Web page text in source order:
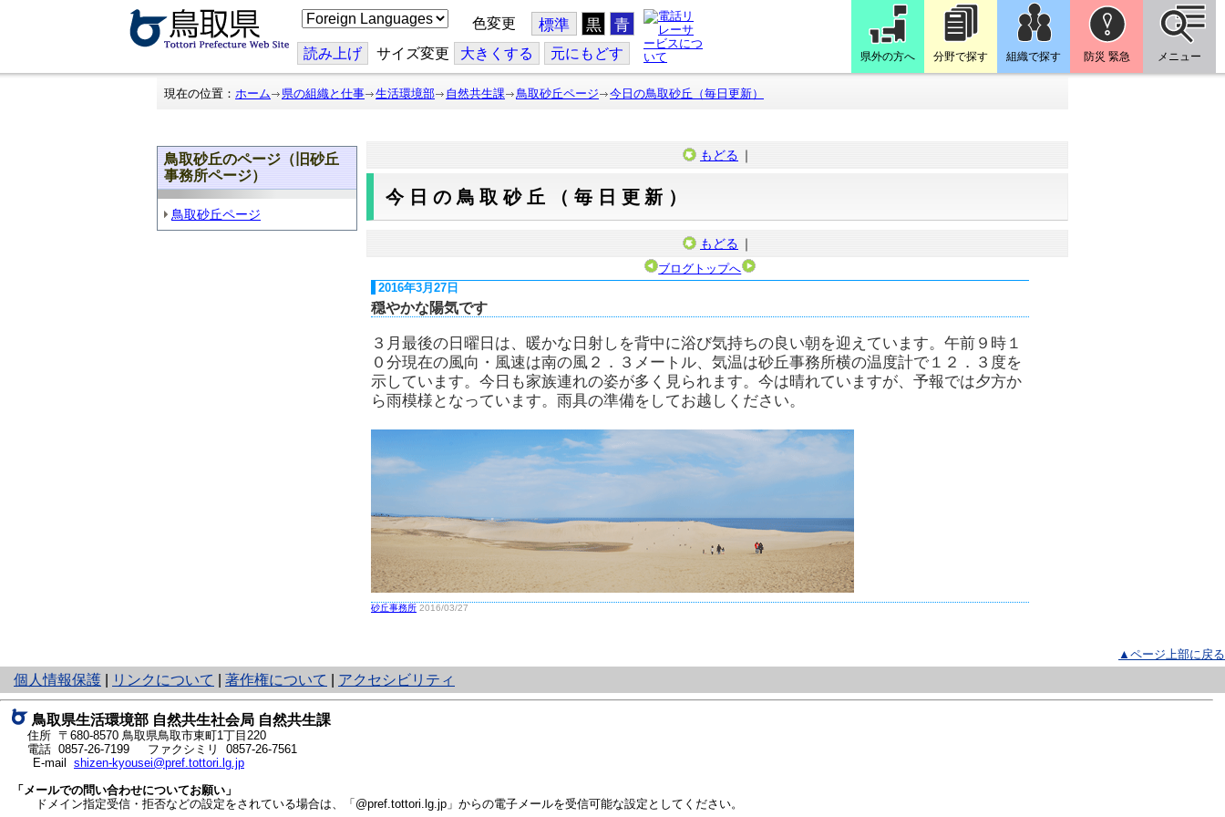
こ
の
ジ
を
翻
色変更 標準 黒 青
読み上げ サイズ変更 大きくする 元にもどす 県外の方へ 分野で探す 組織で探す 防災 緊急 メニュー
現在の位置： ホーム 県の組織と仕事 生活環境部 自然共生課 鳥取砂丘ページ 今日の鳥取砂丘（毎日更新）
鳥取砂丘のページ（旧砂丘
事務所ページ）
鳥取砂丘ページ
もどる ｜
今日の鳥取砂丘（毎日更新）
もどる ｜
ブログトップへ
2016年3月27日
穏やかな陽気です
３月最後の日曜日は、暖かな日射しを背中に浴び気持ちの良い朝を迎えています。午前９時１
０分現在の風向・風速は南の風２．３メートル、気温は砂丘事務所横の温度計で１２．３度を
示しています。今日も家族連れの姿が多く見られます。今は晴れていますが、予報では夕方か
ら雨模様となっています。雨具の準備をしてお越しください。
砂丘事務所 2016/03/27
▲ページ上部に戻る
個人情報保護
と
り
ネ
ッ
ト
へ
の
リンクについて 著作権について アクセシビリティ
鳥取県生活環境部 自然共生社会局 自然共生課
住所 〒680-8570 鳥取県鳥取市東町1丁目220
電話 0857-26-7199
ファクシミリ 0857-26-7561
E-mail shizen-kyousei@pref.tottori.lg.jp
「メールでの問い合わせについてお願い」
ドメイン指定受信・拒否などの設定をされている場合は、「@pref.tottori.lg.jp」からの電子メールを受信可能な設定としてください。